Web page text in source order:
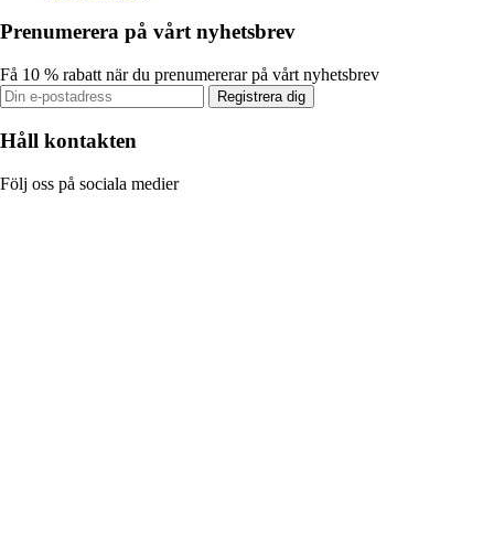
Prenumerera på vårt nyhetsbrev
Få 10 % rabatt när du prenumererar på vårt nyhetsbrev
Registrera dig
Håll kontakten
Följ oss på sociala medier